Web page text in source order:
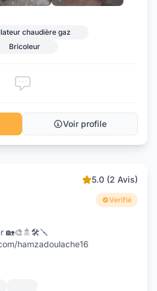
chaudière gaz
Bricoleur
Voir profile
5.0 (2 Avis)
Verifié
🏡🎨🚿🛠️🪛
hamzadoulache16